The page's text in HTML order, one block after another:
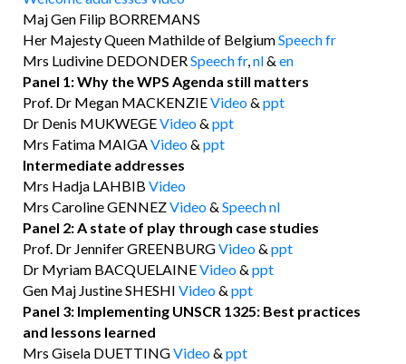
Maj Gen Filip BORREMANS
Her Majesty Queen Mathilde of BelgiumSpeech fr
Mrs Ludivine DEDONDERSpeech fr,nl& en
Panel 1: Why the WPS Agenda still matters
Prof. Dr Megan MACKENZIEVideo& ppt
Dr Denis MUKWEGEVideo& ppt
Mrs Fatima MAIGAVideo& ppt
Intermediate addresses
Mrs Hadja LAHBIB Video
Mrs Caroline GENNEZVideo& Speech nl
Panel 2: A state of play through case studies
Prof. Dr Jennifer GREENBURGVideo& ppt
Dr Myriam BACQUELAINEVideo& ppt
Gen Maj Justine SHESHI Video& ppt
Panel 3: Implementing UNSCR 1325: Best practices
and lessons learned
Mrs Gisela DUETTINGVideo& ppt